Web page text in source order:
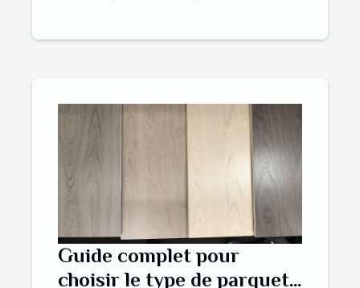
Guide complet pour
choisir le type de parquet